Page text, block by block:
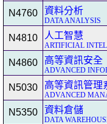
N4760 資料分析
DATA ANALYSIS
N4810 人工智慧
ARTIFICIAL
N4860 高等資訊安全
ADVANCED
N5030 高等資訊管理
ADVANCED
N5350 資料倉儲
DATA